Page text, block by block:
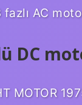
AC
DC
MOTOR